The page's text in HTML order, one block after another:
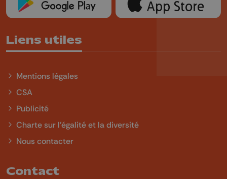
Liens utiles
Mentions légales
CSA
Publicité
Charte sur l'égalité et la diversité
Nous contacter
Contact